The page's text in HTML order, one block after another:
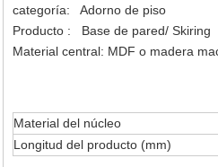
categoría: Adorno de piso
Producto : Base de pared/ Skiring
Material central: MDF o madera
Material del núcleo
Longitud del producto (mm)